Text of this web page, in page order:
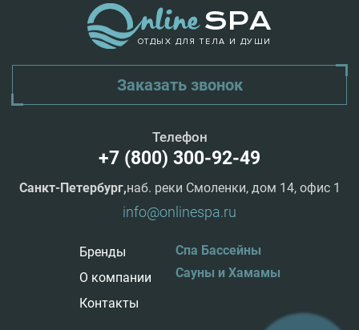
ОТДЫХ ДЛЯ ТЕЛА И ДУШИ
Заказать звонок
Бренды
О компании
Контакты
Спа Бассейны
Сауны и Хамамы
Телефон
+7 (800) 300-92-49
Санкт-Петербург,наб. реки Смоленки, дом 14, офис 1
info@onlinespa.ru